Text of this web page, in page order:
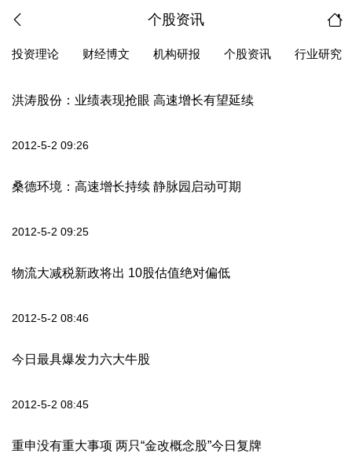
个股资讯
投资理论 财经博文 机构研报 个股资讯 行业研究
洪涛股份：业绩表现抢眼 高速增长有望延续
2012-5-2 09:26
桑德环境：高速增长持续 静脉园启动可期
2012-5-2 09:25
物流大减税新政将出 10股估值绝对偏低
2012-5-2 08:46
今日最具爆发力六大牛股
2012-5-2 08:45
重申没有重大事项 两只“金改概念股”今日复牌